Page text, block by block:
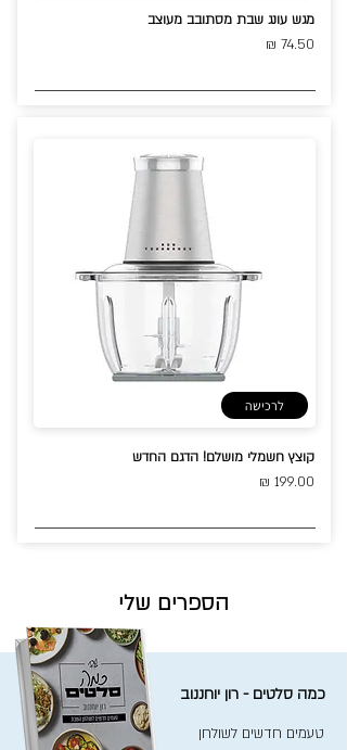
מגש עונג שבת מסתובב מעוצב
74.50 ₪
לרכישה
קוצץ חשמלי מושלם! הדגם החדש
199.00 ₪
הספרים שלי
כמה סלטים - רון יוחננוב
טעמים חדשים לשולחן